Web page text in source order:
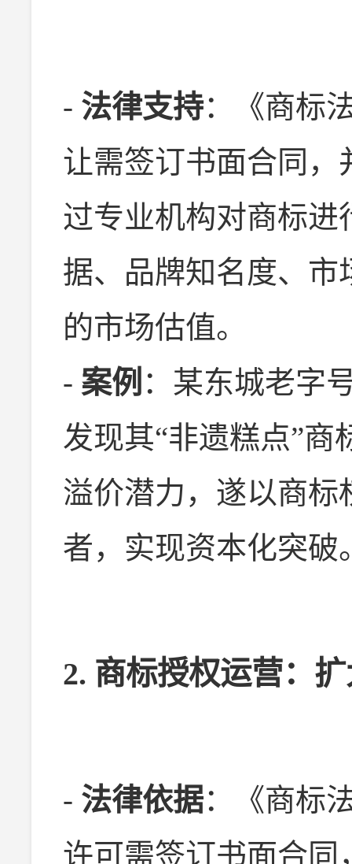
- 法律支持：《商标
让需签订书面合同，
过专业机构对商标
据、品牌知名度、市
的市场估值。
- 案例 ：某东城老字
发现其“非遗糕点”
溢价潜力，遂以商标
者，实现资本化突破
2. 商标授权运营：
- 法律依据：《商标
许可需签订书面合同